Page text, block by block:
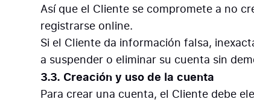
Así que el Cliente se compromete a no
registrarse online.
Si el Cliente da información falsa,
a suspender o eliminar su cuenta sin
3.3. Creación y uso de la cuenta
Para crear una cuenta, el Cliente debe